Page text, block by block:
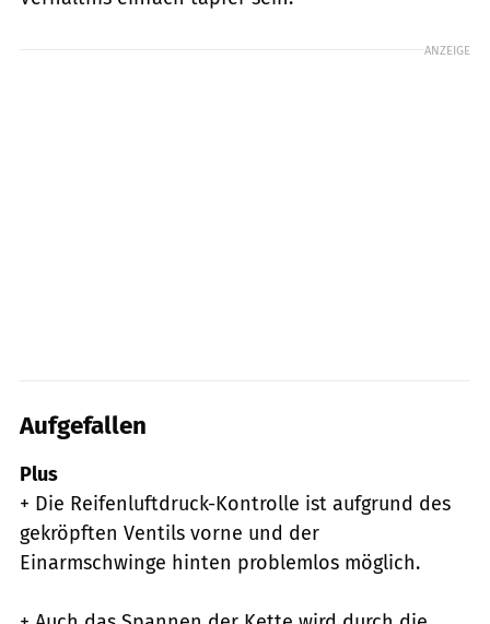
ANZEIGE
Aufgefallen
Plus
+ Die Reifenluftdruck-Kontrolle ist aufgrund des
gekröpften Ventils vorne und der
Einarmschwinge hinten problemlos möglich.